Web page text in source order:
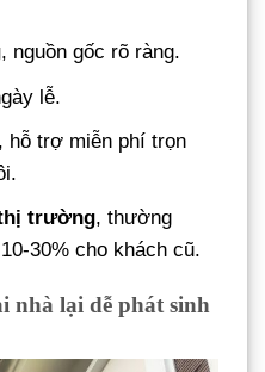
, nguồn gốc rõ ràng.
lễ.
, hỗ trợ miễn phí trọn
trường, thường
30% cho khách cũ.
nhà lại dễ phát sinh